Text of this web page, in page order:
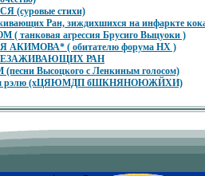
(суровые стихи)
Ран, зиждихшихся на инфаркте
агрессия Брусиго Выцуоки )
( обитателю форума НХ )
РАН
Высоцкого с Ленкиным голосом)
рэлю (хЦЯЮМДП бШКНЯНОЮЖЙХИ)